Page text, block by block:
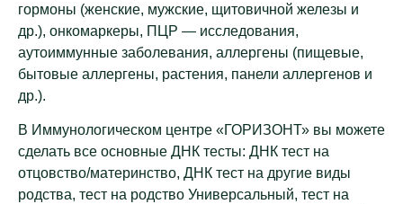
гормоны (женские, мужские, щитовичной железы и
др.), онкомаркеры, ПЦР — исследования,
аутоиммунные заболевания, аллергены (пищевые,
бытовые аллергены, растения, панели аллергенов и
др.).
В Иммунологическом центре «ГОРИЗОНТ» вы можете
сделать все основные ДНК тесты: ДНК тест на
отцовство/материнcтво, ДНК тест на другие виды
родства, тест на родство Универсальный, тест на